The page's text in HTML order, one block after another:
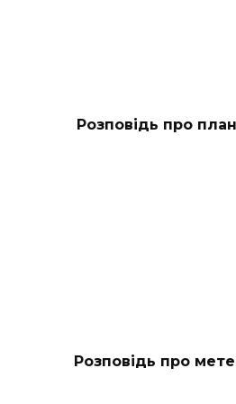
Розповідь про
Розповідь про